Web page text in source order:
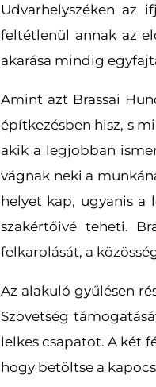
Udvarhelyszéken az
feltétlenül annak az
akarása mindig
Amint azt Brassai
építkezésben hisz, s
akik a legjobban
vágnak neki a
helyet kap, ugyanis a
szakértőivé teheti.
felkarolását, a
Az alakuló gyűlésen
Szövetség
lelkes csapatot. A két
hogy betöltse a